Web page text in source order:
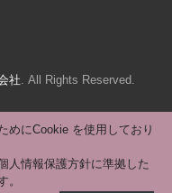
めにCookie を使用しており
人情報保護方針に準拠した
。
社. All Rights Reserved.